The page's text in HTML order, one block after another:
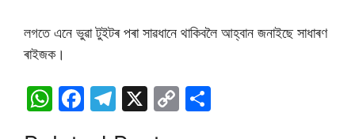
লগতে এনে ভুৱা টুইটৰ পৰা সাৱধানে থাকিবলৈ আহ্বান জনাইছে সাধাৰণ
ৰাইজক।
W F
T
X
C